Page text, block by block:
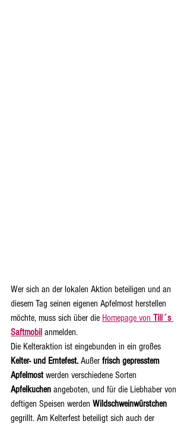
Wer sich an der lokalen Aktion beteiligen und an
diesem Tag seinen eigenen Apfelmost herstellen
möchte, muss sich über die Homepage von Till´s
Saftmobil anmelden.
Die Kelteraktion ist eingebunden in ein großes
Kelter- und Erntefest. Außer frisch gepresstem
Apfelmost werden verschiedene Sorten
Apfelkuchen angeboten, und für die Liebhaber von
deftigen Speisen werden Wildschweinwürstchen
gegrillt. Am Kelterfest beteiligt sich auch der